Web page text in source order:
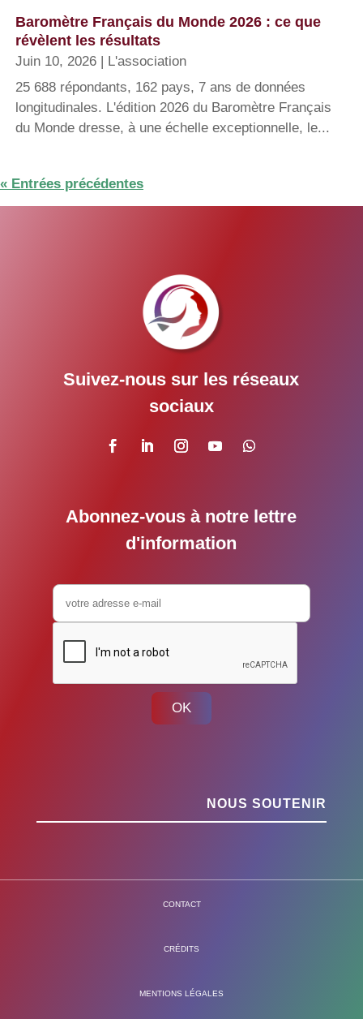
Baromètre Français du Monde 2026 : ce que
révèlent les résultats
Juin 10, 2026
L'association
25 688 répondants, 162 pays, 7 ans de données
longitudinales. L'édition 2026 du Baromètre Français
du Monde dresse, à une échelle exceptionnelle, le...
« Entrées précédentes
Suivez-nous sur les réseaux
sociaux
Abonnez-vous à notre lettre
d'information
OK
NOUS SOUTENIR
CONTACT
CRÉDITS
MENTIONS LÉGALES